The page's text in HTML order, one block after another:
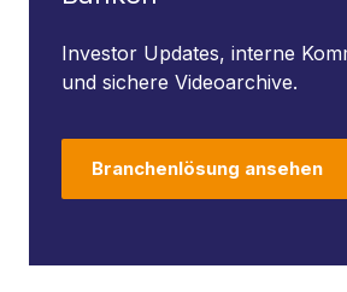
Investor Updates, interne
und sichere Videoarchive.
Branchenlösung ansehen